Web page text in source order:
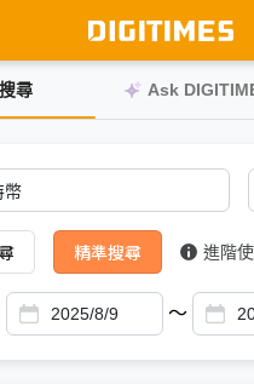
尋 Ask
精準搜尋 進階
～